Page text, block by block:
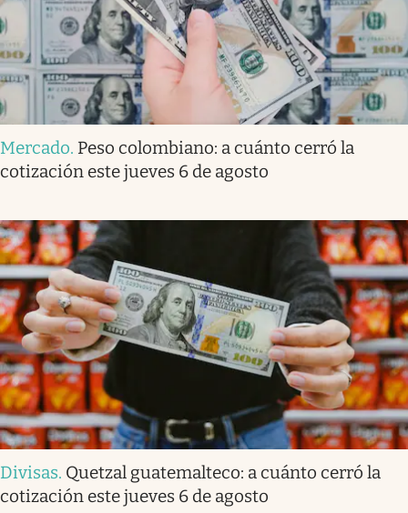
Mercado. Peso colombiano: a cuánto cerró la
cotización este jueves 6 de agosto
Divisas. Quetzal guatemalteco: a cuánto cerró la
cotización este jueves 6 de agosto